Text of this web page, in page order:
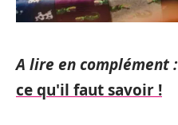
A lire en complément :
ce qu'il faut savoir !